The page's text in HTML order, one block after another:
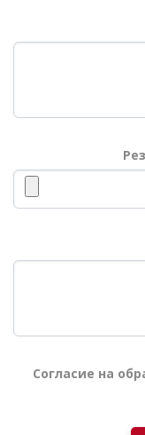
Согласие на